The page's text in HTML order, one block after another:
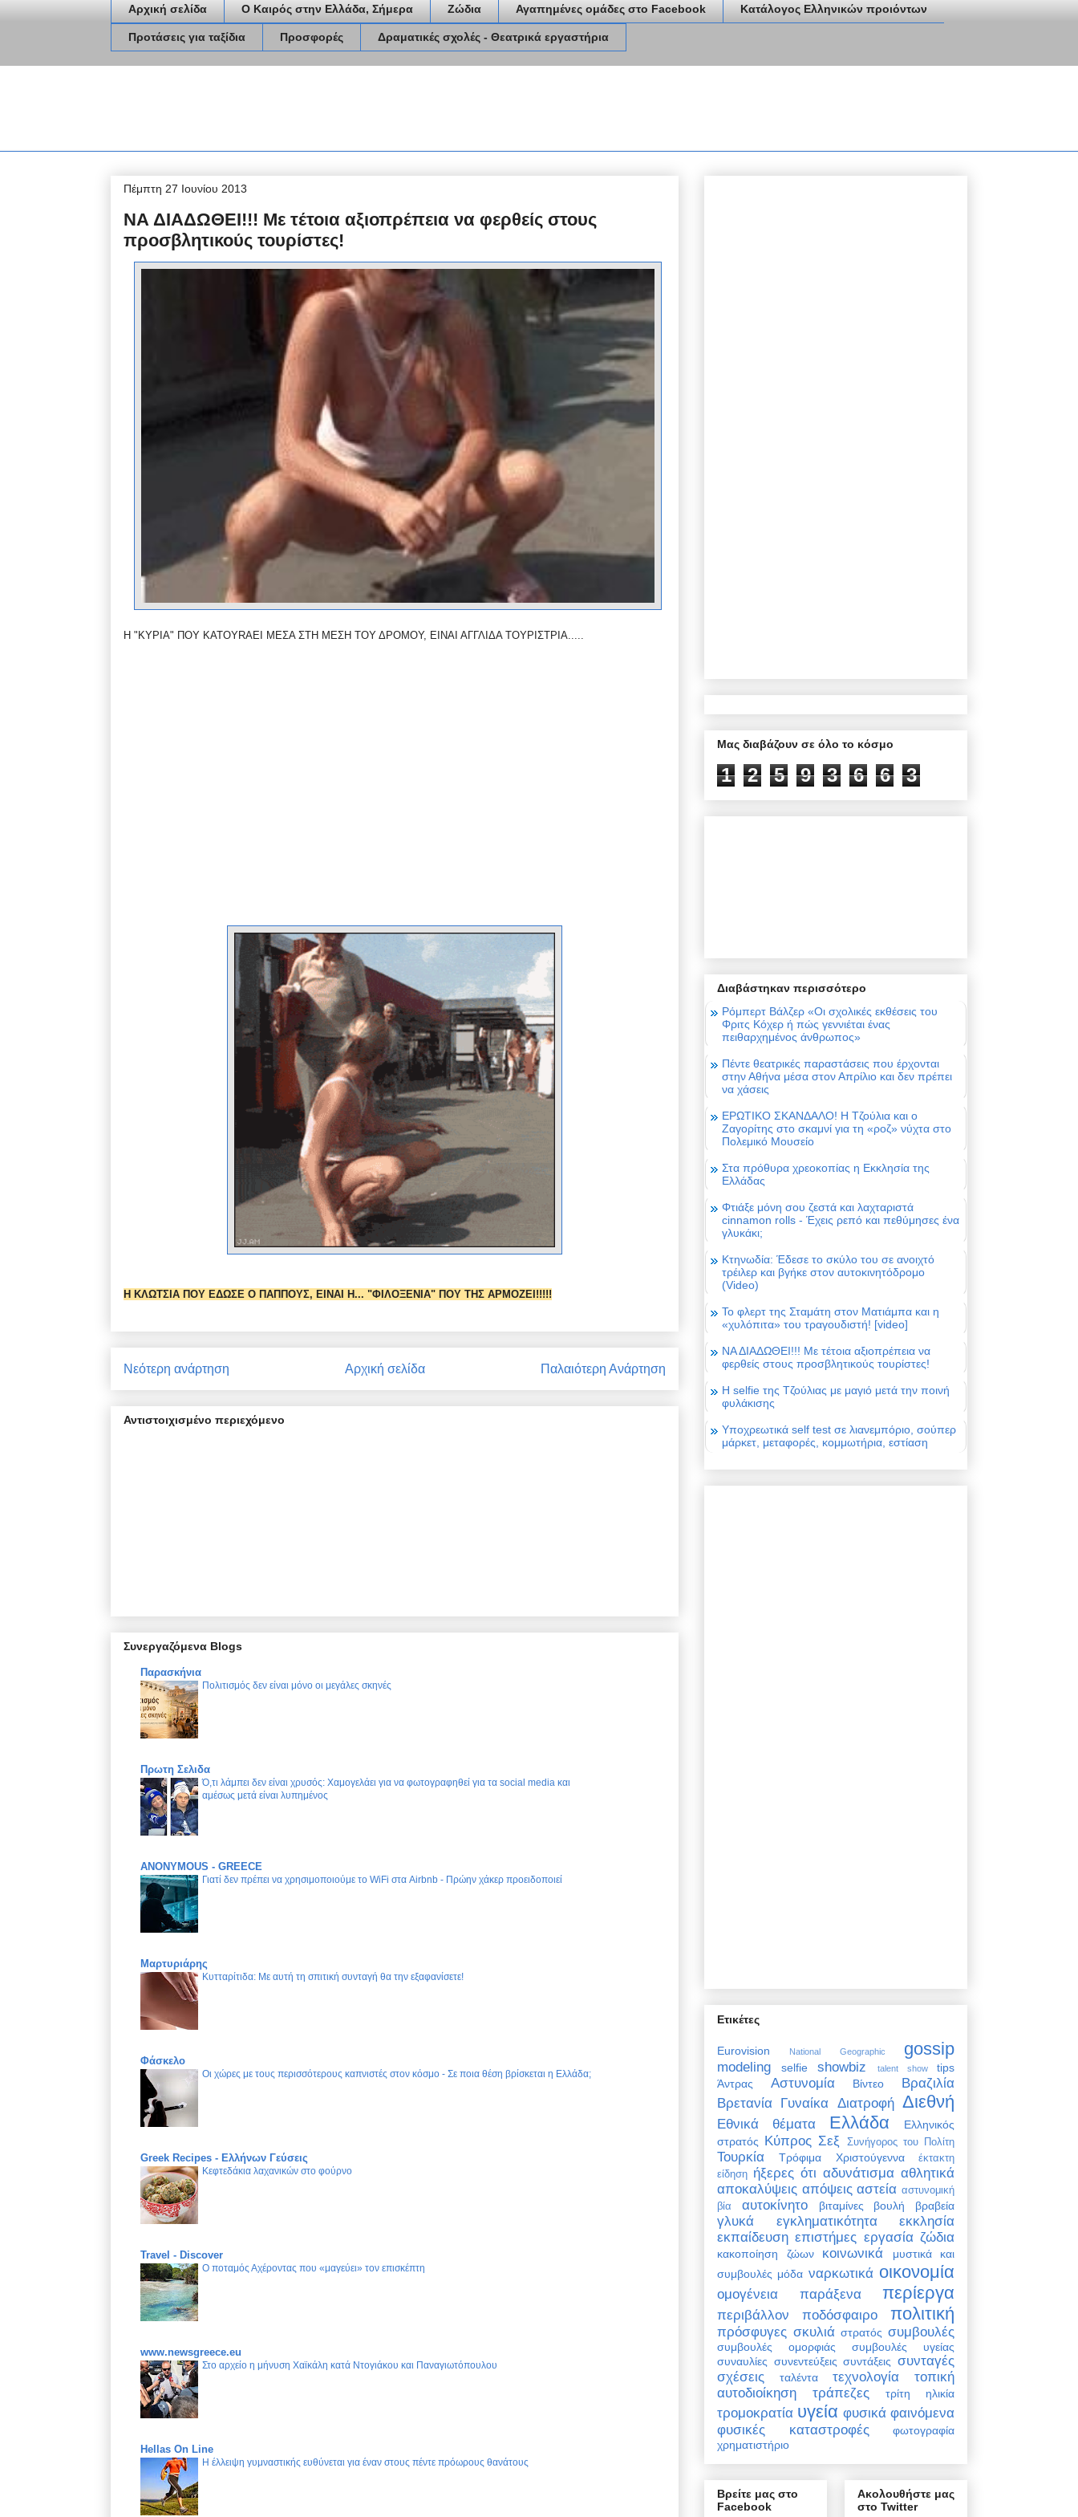
Αρχική σελίδα Ο Καιρός στην Ελλάδα, Σήμερα Ζώδια Αγαπημένες ομάδες στο Facebook Κατάλογος Ελληνικών προιόντων
Προτάσεις για ταξίδια Προσφορές Δραματικές σχολές - Θεατρικά εργαστήρια
Πέμπτη 27 Ιουνίου 2013
ΝΑ ΔΙΑΔΩΘΕΙ!!! Με τέτοια αξιοπρέπεια να φερθείς στους
προσβλητικούς τουρίστες!
Η "ΚΥΡΙΑ" ΠΟΥ ΚΑΤOΥRΑΕΙ ΜΕΣΑ ΣΤΗ ΜΕΣΗ ΤΟΥ ΔΡΟΜΟΥ, ΕΙΝΑΙ ΑΓΓΛΙΔΑ ΤΟΥΡΙΣΤΡΙΑ.....
Η ΚΛΩΤΣΙΑ ΠΟΥ ΕΔΩΣΕ Ο ΠΑΠΠΟΥΣ, ΕΙΝΑΙ Η... "ΦΙΛΟΞΕΝΙΑ" ΠΟΥ ΤΗΣ ΑΡΜΟΖΕΙ!!!!!
Νεότερη ανάρτηση Παλαιότερη Ανάρτηση
Αρχική σελίδα
Αντιστοιχισμένο περιεχόμενο
Συνεργαζόμενα Blogs
Παρασκήνια
Πολιτισμός δεν είναι μόνο οι μεγάλες σκηνές
Πρωτη Σελιδα
Ό,τι λάμπει δεν είναι χρυσός: Χαμογελάει για να φωτογραφηθεί για τα social media και
αμέσως μετά είναι λυπημένος
ANONYMOUS - GREECE
Γιατί δεν πρέπει να χρησιμοποιούμε το WiFi στα Airbnb - Πρώην χάκερ προειδοποιεί
Μαρτυριάρης
Κυτταρίτιδα: Με αυτή τη σπιτική συνταγή θα την εξαφανίσετε!
Φάσκελο
Οι χώρες με τους περισσότερους καπνιστές στον κόσμο - Σε ποια θέση βρίσκεται η Ελλάδα;
Greek Recipes - Ελλήνων Γεύσεις
Κεφτεδάκια λαχανικών στο φούρνο
Travel - Discover
Ο ποταμός Αχέροντας που «μαγεύει» τον επισκέπτη
www.newsgreece.eu
Στο αρχείο η μήνυση Χαϊκάλη κατά Ντογιάκου και Παναγιωτόπουλου
Hellas On Line
Η έλλειψη γυμναστικής ευθύνεται για έναν στους πέντε πρόωρους θανάτους
Μας διαβάζουν σε όλο το κόσμο
1 2 5 9 3 6 6 3
Διαβάστηκαν περισσότερο
Ρόμπερτ Βάλζερ «Οι σχολικές εκθέσεις του
Φριτς Κόχερ ή πώς γεννιέται ένας
πειθαρχημένος άνθρωπος»
Πέντε θεατρικές παραστάσεις που έρχονται
στην Αθήνα μέσα στον Απρίλιο και δεν πρέπει
να χάσεις
ΕΡΩΤΙΚΟ ΣΚΑΝΔΑΛΟ! Η Τζούλια και ο
Ζαγορίτης στο σκαμνί για τη «ροζ» νύχτα στο
Πολεμικό Μουσείο
Στα πρόθυρα χρεοκοπίας η Εκκλησία της
Ελλάδας
Φτιάξε μόνη σου ζεστά και λαχταριστά
cinnamon rolls - Έχεις ρεπό και πεθύμησες ένα
γλυκάκι;
Κτηνωδία: Έδεσε το σκύλο του σε ανοιχτό
τρέιλερ και βγήκε στον αυτοκινητόδρομο
(Video)
Το φλερτ της Σταμάτη στον Ματιάμπα και η
«χυλόπιτα» του τραγουδιστή! [video]
ΝΑ ΔΙΑΔΩΘΕΙ!!! Με τέτοια αξιοπρέπεια να
φερθείς στους προσβλητικούς τουρίστες!
Η selfie της Τζούλιας με μαγιό μετά την ποινή
φυλάκισης
Υποχρεωτικά self test σε λιανεμπόριο, σούπερ
μάρκετ, μεταφορές, κομμωτήρια, εστίαση
Ετικέτες
Eurovision National Geographic gossip
modeling selfie showbiz talent show
tips
Άντρας
Αστυνομία Βίντεο
Βραζιλία
Βρετανία Γυναίκα Διατροφή Διεθνή
Εθνικά θέματα Ελλάδα
Ελληνικός
στρατός Κύπρος Σεξ Συνήγορος του Πολίτη
Τουρκία Τρόφιμα Χριστούγεννα
έκτακτη
είδηση ήξερες ότι αδυνάτισμα αθλητικά
αποκαλύψεις απόψεις αστεία αστυνομική
βία
αυτοκίνητο βιταμίνες βουλή βραβεία
γλυκά εγκληματικότητα
εκκλησία
εκπαίδευση επιστήμες εργασία ζώδια
κακοποίηση ζώων κοινωνικά
μυστικά και
συμβουλές μόδα ναρκωτικά οικονομία
ομογένεια παράξενα περίεργα
περιβάλλον ποδόσφαιρο πολιτική
πρόσφυγες σκυλιά στρατός συμβουλές
συμβουλές ομορφιάς
συμβουλές υγείας
συναυλίες συνεντεύξεις συντάξεις συνταγές
σχέσεις
ταλέντα τεχνολογία
τοπική
αυτοδιοίκηση
τράπεζες τρίτη ηλικία
τρομοκρατία υγεία φυσικά φαινόμενα
φυσικές καταστροφές
φωτογραφία
χρηματιστήριο
Βρείτε μας στο
Facebook
Ακολουθήστε μας
στο Twitter